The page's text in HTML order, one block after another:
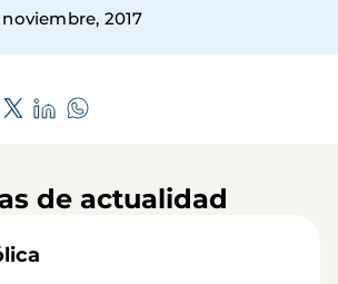
2017
de actualidad